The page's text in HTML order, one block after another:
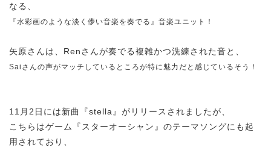
なる、
『水彩画のような淡く儚い音楽を奏でる』音楽ユニット！
矢原さんは、Renさんが奏でる複雑かつ洗練された音と、
Saiさんの声がマッチしているところが特に魅力だと感じているそう！
11月2日には新曲『stella』がリリースされましたが、
こちらはゲーム『スターオーシャン』のテーマソングにも起
用されており、